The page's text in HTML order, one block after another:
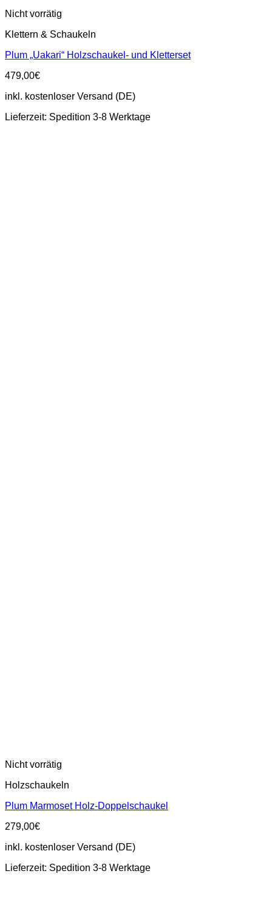
Nicht vorrätig
Klettern & Schaukeln
Plum „Uakari“ Holzschaukel- und Kletterset
479,00€
inkl. kostenloser Versand (DE)
Lieferzeit: Spedition 3-8 Werktage
Nicht vorrätig
Holzschaukeln
Plum Marmoset Holz-Doppelschaukel
279,00€
inkl. kostenloser Versand (DE)
Lieferzeit: Spedition 3-8 Werktage